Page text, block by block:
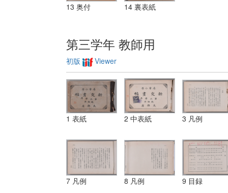
13 奥付 14 裏表紙
第三学年 教師用
初版 Viewer
1 表紙 2 中表紙 3 凡例
7 凡例 8 凡例 9 目録